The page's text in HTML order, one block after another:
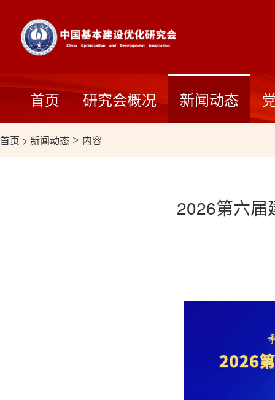
首页 研究会概况 新闻动态
首页 > 新闻动态 > 内容
2026第六届